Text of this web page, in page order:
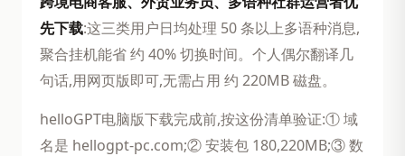
先下载:这三类用户日均处理 50 条以上多语种消息,
聚合挂机能省 约 40% 切换时间。个人偶尔翻译几
句话,用网页版即可,无需占用 约 220MB 磁盘。
helloGPT电脑版下载完成前,按这份清单验证:① 域
名是 hellogpt-pc.com;② 安装包 180,220MB;③ 数